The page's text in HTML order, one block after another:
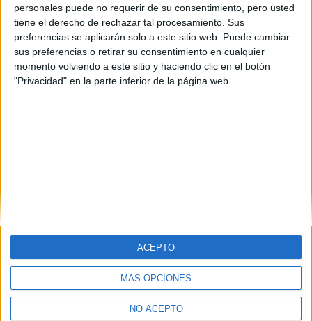
personales puede no requerir de su consentimiento, pero usted
tiene el derecho de rechazar tal procesamiento. Sus
preferencias se aplicarán solo a este sitio web. Puede cambiar
sus preferencias o retirar su consentimiento en cualquier
momento volviendo a este sitio y haciendo clic en el botón
"Privacidad" en la parte inferior de la página web.
MÁS OPCIONES
NO ACEPTO
ACEPTO
Aeroespacial en la URJC
snowingeniero 25/08/2017
Hola,
Tengo la posibilidad de matricularme en la URJC en ingeniería
Quiénes somos|Contactar|Anúnciate
Politica de privacidad|Condiciones generales